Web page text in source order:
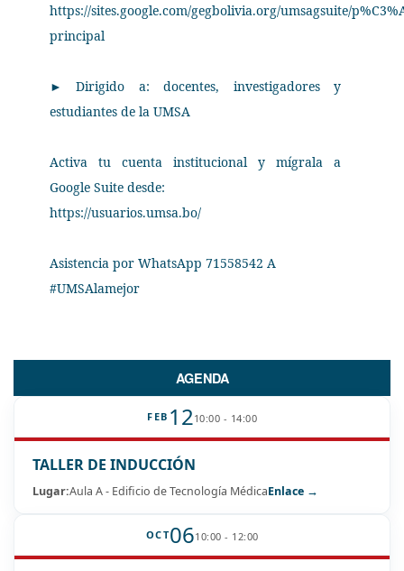
https://sites.google.com/gegbolivia.org/umsagsuite/
principal
► Dirigido a: docentes, investigadores y
estudiantes de la UMSA
Activa tu cuenta institucional y mígrala a
Google Suite desde:
https://usuarios.umsa.bo/
Asistencia por WhatsApp 71558542 A
#UMSAlamejor
AGENDA
FEB 1210:00 - 14:00
TALLER DE INDUCCIÓN
Lugar:Aula A - Edificio de Tecnología MédicaEnlace →
OCT0610:00 - 12:00